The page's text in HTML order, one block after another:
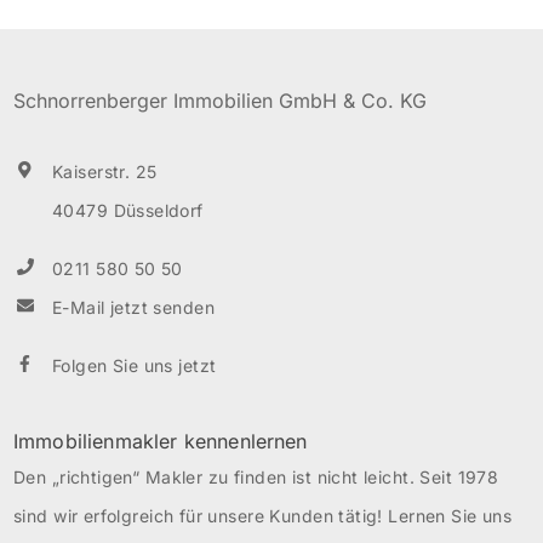
große Wohnküche, […]
Schnorrenberger Immobilien GmbH & Co. KG
Kaiserstr. 25
40479 Düsseldorf
0211 580 50 50
E-Mail jetzt senden
Folgen Sie uns jetzt
Immobilienmakler kennenlernen
Den „richtigen“ Makler zu finden ist nicht leicht. Seit 1978
sind wir erfolgreich für unsere Kunden tätig! Lernen Sie uns